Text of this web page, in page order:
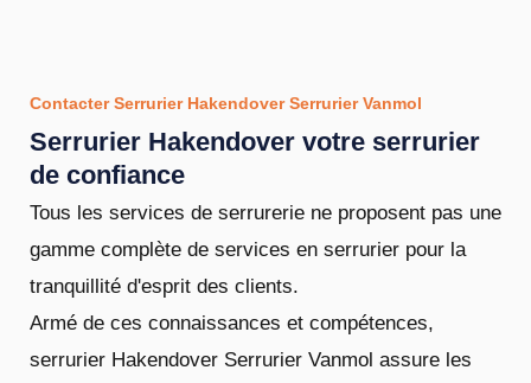
Contacter Serrurier Hakendover Serrurier Vanmol
Serrurier Hakendover votre serrurier
de confiance
Tous les services de serrurerie ne proposent pas une
gamme complète de services en serrurier pour la
tranquillité d'esprit des clients.
Armé de ces connaissances et compétences,
serrurier Hakendover Serrurier Vanmol assure les